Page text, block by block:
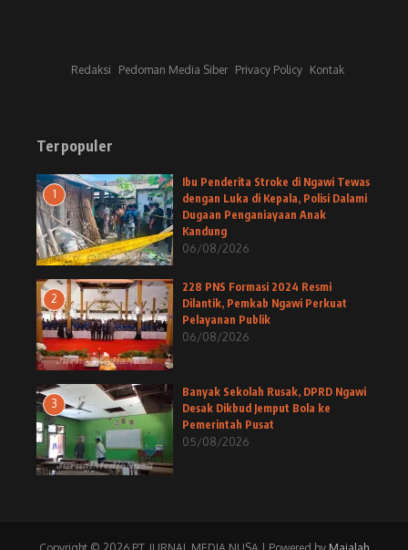
Redaksi Pedoman Media Siber Privacy Policy Kontak
Terpopuler
1
Ibu Penderita Stroke di Ngawi Tewas
dengan Luka di Kepala, Polisi Dalami
Dugaan Penganiayaan Anak
Kandung
06/08/2026
2
228 PNS Formasi 2024 Resmi
Dilantik, Pemkab Ngawi Perkuat
Pelayanan Publik
06/08/2026
3
Banyak Sekolah Rusak, DPRD Ngawi
Desak Dikbud Jemput Bola ke
Pemerintah Pusat
05/08/2026